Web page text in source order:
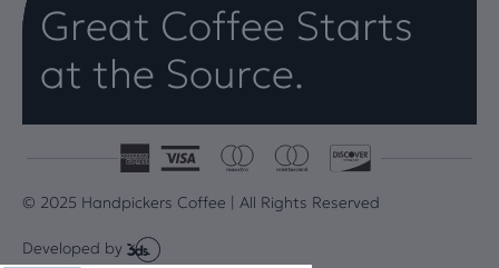
Great Coffee Starts
at the Source.
© 2025 Handpickers Coffee | All Rights Reserved
Developed by